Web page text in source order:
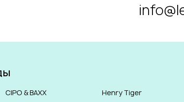
CIPO & BAXX
Henry Tiger